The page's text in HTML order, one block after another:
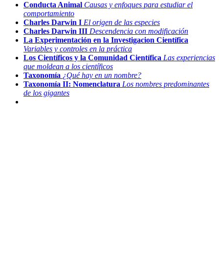
Conducta Animal Causas y enfoques para estudiar el
comportamiento
Charles Darwin I El origen de las especies
Charles Darwin III Descendencia con modificación
La Experimentación en la Investigacion Científica
Variables y controles en la práctica
Los Científicos y la Comunidad Científica Las experiencias
que moldean a los científicos
Taxonomía ¿Qué hay en un nombre?
Taxonomía II: Nomenclatura Los nombres predominantes
de los gigantes